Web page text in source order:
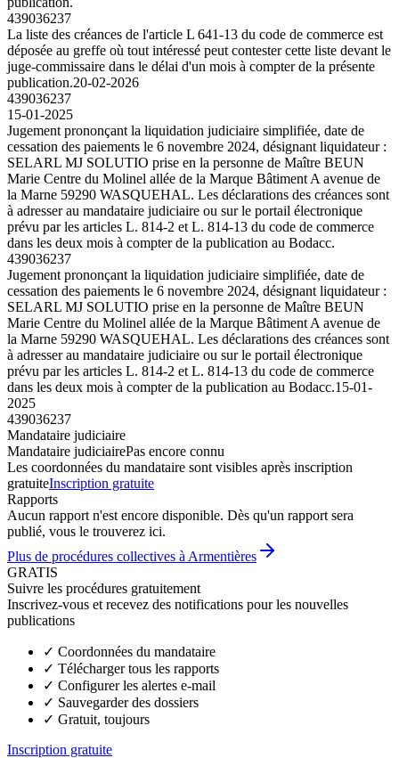
439036237
La liste des créances de l'article L 641-13 du code de commerce est
déposée au greffe où tout intéressé peut contester cette liste devant le
juge-commissaire dans le délai d'un mois à compter de la présente
publication.20-02-2026
439036237
15-01-2025
Jugement prononçant la liquidation judiciaire simplifiée, date de
cessation des paiements le 6 novembre 2024, désignant liquidateur :
SELARL MJ SOLUTIO prise en la personne de Maître BEUN
Marie Centre du Molinel allée de la Marque Bâtiment A avenue de
la Marne 59290 WASQUEHAL. Les déclarations des créances sont
à adresser au mandataire judiciaire ou sur le portail électronique
prévu par les articles L. 814-2 et L. 814-13 du code de commerce
dans les deux mois à compter de la publication au Bodacc.
439036237
Jugement prononçant la liquidation judiciaire simplifiée, date de
cessation des paiements le 6 novembre 2024, désignant liquidateur :
SELARL MJ SOLUTIO prise en la personne de Maître BEUN
Marie Centre du Molinel allée de la Marque Bâtiment A avenue de
la Marne 59290 WASQUEHAL. Les déclarations des créances sont
à adresser au mandataire judiciaire ou sur le portail électronique
prévu par les articles L. 814-2 et L. 814-13 du code de commerce
dans les deux mois à compter de la publication au Bodacc.15-01-
2025
439036237
Mandataire judiciaire
Mandataire judiciairePas encore connu
Les coordonnées du mandataire sont visibles après inscription
gratuiteInscription gratuite
Rapports
Aucun rapport n'est encore disponible. Dès qu'un rapport sera
publié, vous le trouverez ici.
Plus de procédures collectives à Armentières
GRATIS
Suivre les procédures gratuitement
Inscrivez-vous et recevez des notifications pour les nouvelles
publications
✓ Coordonnées du mandataire
✓ Télécharger tous les rapports
✓ Configurer les alertes e-mail
✓ Sauvegarder des dossiers
✓ Gratuit, toujours
Inscription gratuite